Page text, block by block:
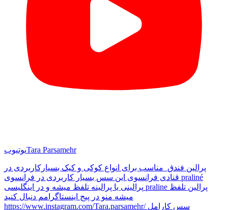
یوتیوبTara Parsamehr
پرالین فندق_مناسب برای انواع کوکی و کیک بسیار‌کاربردی در
قنادی فرانسوی این سس بسیار کاربردی در فرانسوی praliné
پرالینی یا پرالینه تلفظ میشه و در اینگلیسی praline پرالین تلفظ
میشه منو در پیج اینستاگرامم دنبال کنید
https://www.instagram.com/Tara.parsamehr/ سس کارامل